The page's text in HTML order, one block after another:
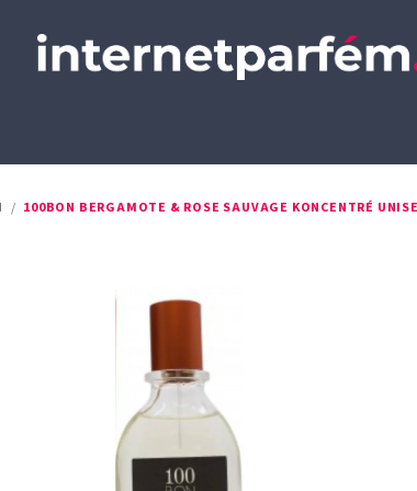
/ 100BON BERGAMOTE & ROSE SAUVAGE KONCENTRÉ